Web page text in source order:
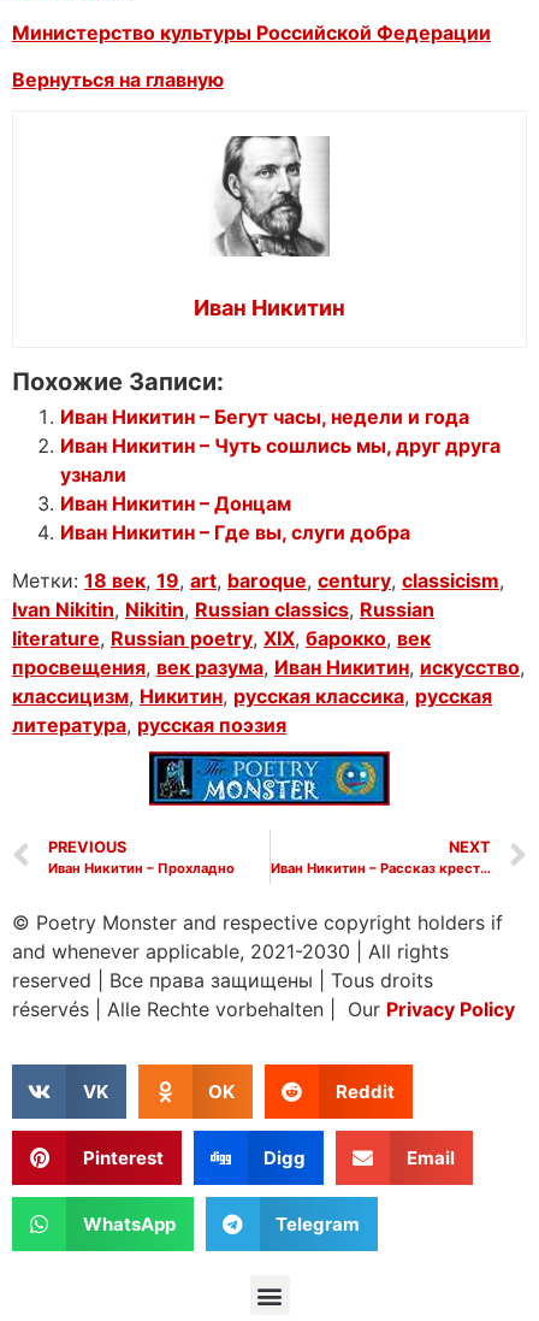
Министерство культуры Российской Федерации
Вернуться на главную
Иван Никитин
Похожие Записи:
Иван Никитин – Бегут часы, недели и года
Иван Никитин – Чуть сошлись мы, друг друга
узнали
Иван Никитин – Донцам
Иван Никитин – Где вы, слуги добра
Метки: 18 век, 19, art, baroque, century, classicism,
Ivan Nikitin, Nikitin, Russian classics, Russian
literature, Russian poetry, XIX, барокко, век
просвещения, век разума, Иван Никитин, искусство,
классицизм, Никитин, русская классика, русская
литература, русская поэзия
PREVIOUS
Иван Никитин – Прохладно
NEXT
Иван Никитин – Рассказ крестьянки
© Poetry Monster and respective copyright holders if
and whenever applicable, 2021-2030
All rights
reserved
Все права защищены
Tous droits
réservés
Alle Rechte vorbehalten | Our Privacy Policy
VK OK Reddit
Pinterest Digg Email
WhatsApp Telegram